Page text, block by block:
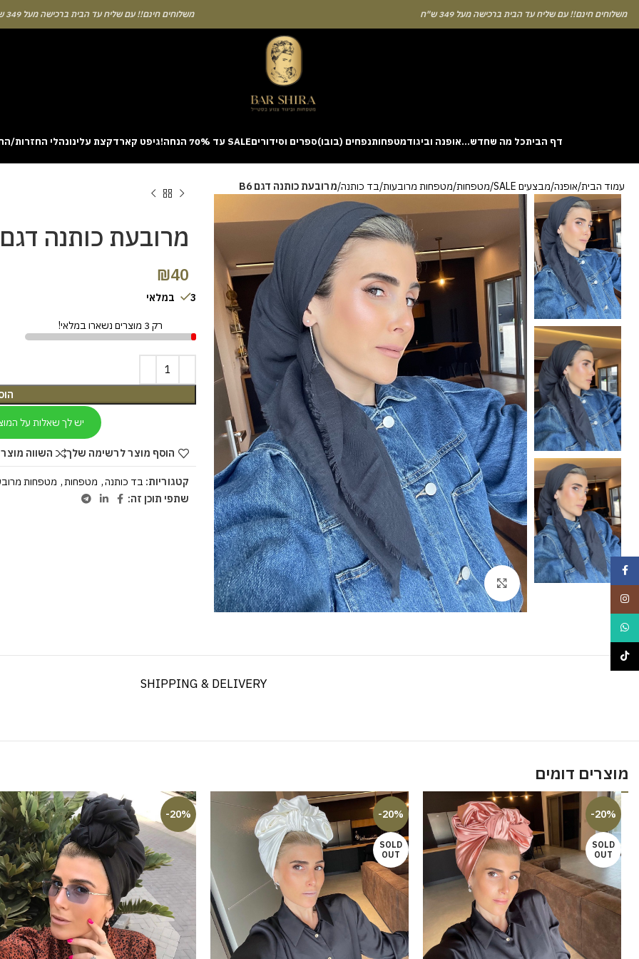
חינם!! עם שליח עד הבית ברכישה מעל 349 ש"ח משלוחים חינם!! עם שליח עד הבית ברכישה מעל 349 ש"ח
דף הביתכל מה שחדש…אופנה וביגודמטפחותנפחים (בובו)ספרים וסידוריםSALE עד 70% הנחה! גיפט קארדקצת עלינונהלי החזרות/
Learning the rhythm can take a few attempts. A helpful way to begin without risk is to use the Aviator demo mode and familiarise yourself
sites like [aviatordreamliner.com] where they discuss the statistical probability of long sessions. Reading these guides often reveals how the
provably fair system guarantees genuine randomness for every single bet you decide to place.
עמוד הבית אופנה מבצעים SALE מטפחות מטפחות מרובעות בד כותנה מרובעת כותנה דגם B6
Click to enlarge
מרובעת כותנה דגם B6
₪40
3 במלאי
רק 3 מוצרים נשארו במלאי!
יש לך שאלות על
הוסף מוצר לרשימה שלך השווה
קטגוריות: בד כותנה, מטפחות, מטפחות
שתפי תוכן זה:
SHIPPING & DELIVERY
מוצרים דומים
-20%
SOLD
OUT
-20%
SOLD
OUT
-20%
Facebook
TikTok